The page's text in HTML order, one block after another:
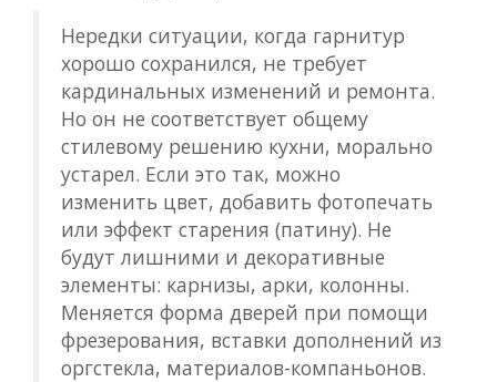
Нередки ситуации, когда гарнитур
хорошо сохранился, не требует
кардинальных изменений и ремонта.
Но он не соответствует общему
стилевому решению кухни, морально
устарел. Если это так, можно
изменить цвет, добавить фотопечать
или эффект старения (патину). Не
будут лишними и декоративные
элементы: карнизы, арки, колонны.
Меняется форма дверей при помощи
фрезерования, вставки дополнений из
оргстекла, материалов-компаньонов.